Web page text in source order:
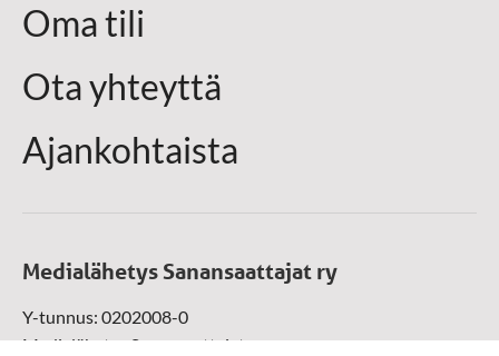
Oma tili
Ota yhteyttä
Ajankohtaista
Medialähetys Sanansaattajat ry
Y-tunnus: 0202008-0
Medialähetys Sanansaattajat ry